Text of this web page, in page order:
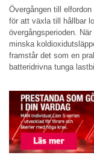
Övergången till
för att växla till hållbar
övergångsperioden.
minska
framstår det som en
batteridrivna tunga